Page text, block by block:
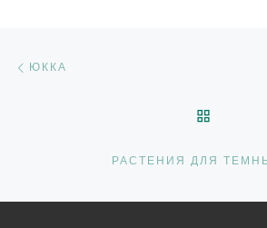
ЮККА
РАСТЕНИЯ ДЛЯ